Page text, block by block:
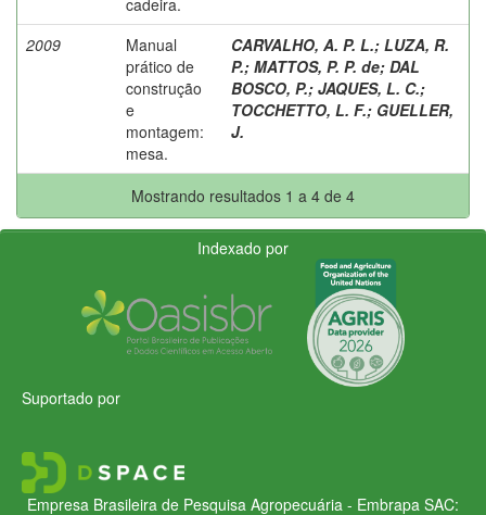
2009
Manual
prático de
construção
e
montagem:
mesa.
CARVALHO, A. P. L.; LUZA, R.
P.; MATTOS, P. P. de; DAL
BOSCO, P.; JAQUES, L. C.;
TOCCHETTO, L. F.; GUELLER,
J.
Mostrando resultados 1 a 4 de 4
Indexado por
Suportado por
Empresa Brasileira de Pesquisa Agropecuária - Embrapa SAC: